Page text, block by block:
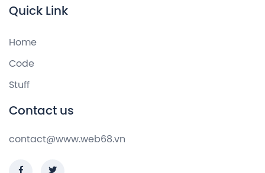
Quick Link
Home
Code
Stuff
Contact us
contact@www.web68.vn